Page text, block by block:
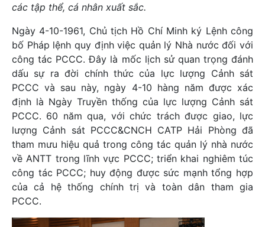
các tập thể, cá nhân xuất sắc.
Ngày 4-10-1961, Chủ tịch Hồ Chí Minh ký Lệnh công
bố Pháp lệnh quy định việc quản lý Nhà nước đối với
công tác PCCC. Đây là mốc lịch sử quan trọng đánh
dấu sự ra đời chính thức của lực lượng Cảnh sát
PCCC và sau này, ngày 4-10 hàng năm được xác
định là Ngày Truyền thống của lực lượng Cảnh sát
PCCC. 60 năm qua, với chức trách được giao, lực
lượng Cảnh sát PCCC&CNCH CATP Hải Phòng đã
tham mưu hiệu quả trong công tác quản lý nhà nước
về ANTT trong lĩnh vực PCCC; triển khai nghiêm túc
công tác PCCC; huy động được sức mạnh tổng hợp
của cả hệ thống chính trị và toàn dân tham gia
PCCC.